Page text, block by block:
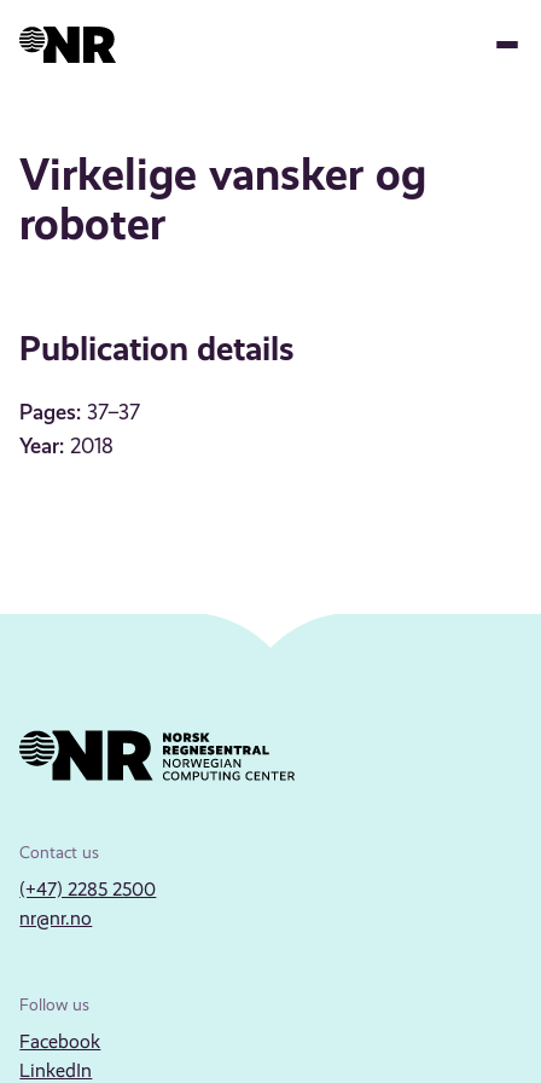
Virkelige vansker og
roboter
Publication details
Pages: 37–37
Year: 2018
Contact us
(+47) 2285 2500
nr@nr.no
Follow us
Facebook
LinkedIn